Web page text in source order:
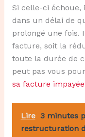
Si celle-ci échoue,
dans un délai de
prolongé une fois.
facture, soit la
toute la durée de
peut pas vous
sa facture impayée
Lire 3 minutes
restructuration